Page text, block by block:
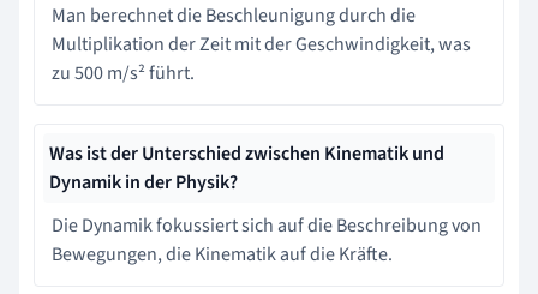
Man berechnet die Beschleunigung durch die
Multiplikation der Zeit mit der Geschwindigkeit, was
zu 500 m/s² führt.
Was ist der Unterschied zwischen Kinematik und
Dynamik in der Physik?
Die Dynamik fokussiert sich auf die Beschreibung von
Bewegungen, die Kinematik auf die Kräfte.